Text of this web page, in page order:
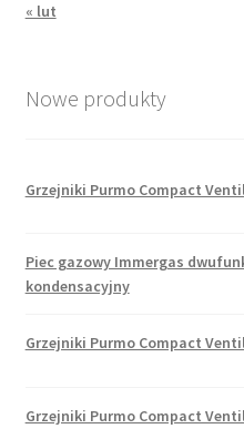
« lut
Nowe produkty
Grzejniki Purmo Compact
Piec gazowy Immergas
kondensacyjny
Grzejniki Purmo Compact
Grzejniki Purmo Compact